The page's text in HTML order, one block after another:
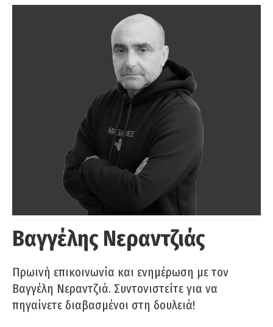
Βαγγέλης Νεραντζιάς
Πρωινή επικοινωνία και ενημέρωση με τον
Βαγγέλη Νεραντζιά. Συντονιστείτε για να
πηγαίνετε διαβασμένοι στη δουλειά!